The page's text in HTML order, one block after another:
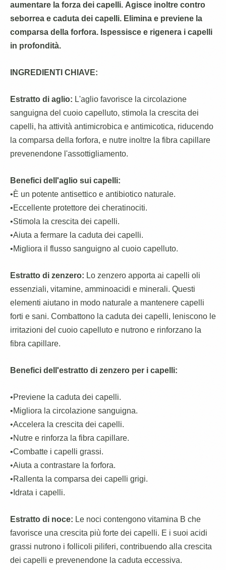
aumentare la forza dei capelli. Agisce inoltre contro
seborrea e caduta dei capelli. Elimina e previene la
comparsa della forfora. Ispessisce e rigenera i capelli
in profondità.
INGREDIENTI CHIAVE:
Estratto di aglio: L'aglio favorisce la circolazione
sanguigna del cuoio capelluto, stimola la crescita dei
capelli, ha attività antimicrobica e antimicotica, riducendo
la comparsa della forfora, e nutre inoltre la fibra capillare
prevenendone l'assottigliamento.
Benefici dell'aglio sui capelli:
•È un potente antisettico e antibiotico naturale.
•Eccellente protettore dei cheratinociti.
•Stimola la crescita dei capelli.
•Aiuta a fermare la caduta dei capelli.
•Migliora il flusso sanguigno al cuoio capelluto.
Estratto di zenzero: Lo zenzero apporta ai capelli oli
essenziali, vitamine, amminoacidi e minerali. Questi
elementi aiutano in modo naturale a mantenere capelli
forti e sani. Combattono la caduta dei capelli, leniscono le
irritazioni del cuoio capelluto e nutrono e rinforzano la
fibra capillare.
Benefici dell'estratto di zenzero per i capelli:
•Previene la caduta dei capelli.
•Migliora la circolazione sanguigna.
•Accelera la crescita dei capelli.
•Nutre e rinforza la fibra capillare.
•Combatte i capelli grassi.
•Aiuta a contrastare la forfora.
•Rallenta la comparsa dei capelli grigi.
•Idrata i capelli.
Estratto di noce: Le noci contengono vitamina B che
favorisce una crescita più forte dei capelli. E i suoi acidi
grassi nutrono i follicoli piliferi, contribuendo alla crescita
dei capelli e prevenendone la caduta eccessiva.